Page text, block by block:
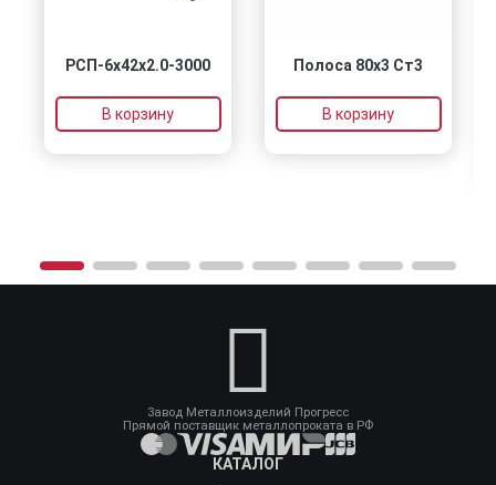
РСП-6x42x2.0-3000
В корзину
Полоса 80х3 Ст3
В корзину
Завод Металлоизделий Прогресс
Прямой поставщик металлопроката в РФ
КАТАЛОГ